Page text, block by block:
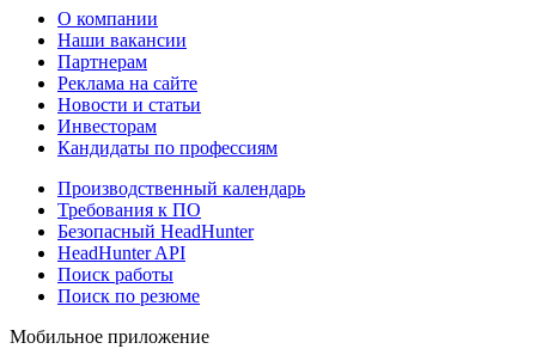
О компании
Наши вакансии
Партнерам
Реклама на сайте
Новости и статьи
Инвесторам
Кандидаты по профессиям
Производственный календарь
Требования к ПО
Безопасный HeadHunter
HeadHunter API
Поиск работы
Поиск по резюме
Мобильное приложение